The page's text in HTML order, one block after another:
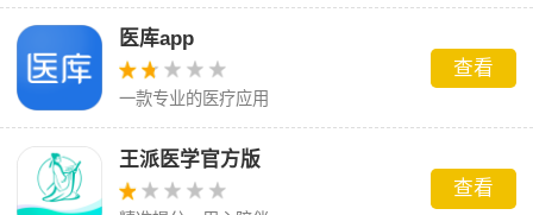
方便免费使用
医库app
一款专业的医疗应用
查看
王派医学官方版
查看